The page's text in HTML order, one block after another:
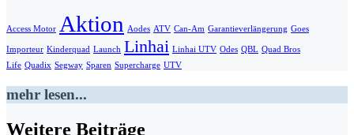
Access Motor Aktion Aodes ATV Can-Am Garantieverlängerung Goes
Importeur Kinderquad Launch Linhai Linhai UTV Odes QBL Quad Bros
Life Quadix Segway Sparen Supercharge UTV
mehr lesen...
Weitere Beiträge